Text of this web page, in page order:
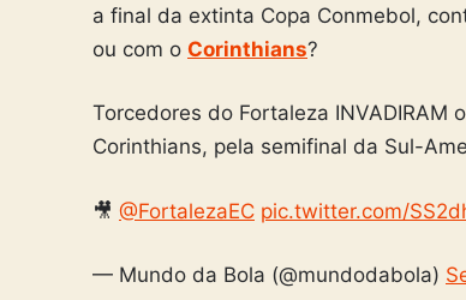
a final da extinta Copa Conmebol,
ou com o Corinthians?
Torcedores do Fortaleza
Corinthians, pela semifinal da Sul-
🎥 @FortalezaEC pic.twitter.com/
— Mundo da Bola (@mundodabola)